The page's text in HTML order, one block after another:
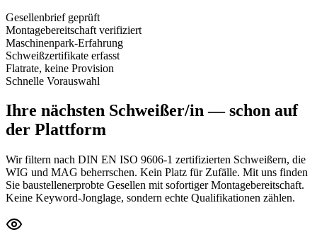
Gesellenbrief geprüft
Montagebereitschaft verifiziert
Maschinenpark-Erfahrung
Schweißzertifikate erfasst
Flatrate, keine Provision
Schnelle Vorauswahl
Ihre nächsten Schweißer/in— schon auf
der Plattform
Wir filtern nach DIN EN ISO 9606-1 zertifizierten Schweißern, die
WIG und MAG beherrschen. Kein Platz für Zufälle. Mit uns finden
Sie baustellenerprobte Gesellen mit sofortiger Montagebereitschaft.
Keine Keyword-Jonglage, sondern echte Qualifikationen zählen.